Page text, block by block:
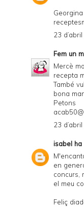
Georgina
23
Fem un
Mercè
recepta
També
bona
Petons
23
isabel ha
en
concurs,
el meu
Feliç